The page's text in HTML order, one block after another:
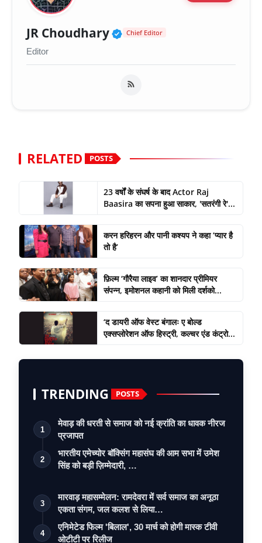
JR Choudhary Verified Public Figure
Chief Editor
Editor
RELATED POSTS
23 वर्षों के संघर्ष के बाद Actor Raj
Baasira का सपना हुआ साकार, 'सतरंगी रे'...
करन हरिहरन और पानी कश्यप ने कहा ’प्यार है
तो है’
फ़िल्म ‘गौरैया लाइव’ का शानदार प्रीमियर
संपन्न, इमोशनल कहानी को मिली दर्शको...
‘द डायरी ऑफ वेस्ट बंगालः ए बोल्ड
एक्सप्लोरेशन ऑफ हिस्ट्री, कल्चर एंड कंट्रो...
TRENDING POSTS
1
मेवाड़ की धरती से समाज को नई क्रांति का धावक नीरज
प्रजापत
2
भारतीय एमेच्योर बॉक्सिंग महासंघ की आम सभा में उमेश
सिंह को बड़ी ज़िम्मेदारी, …
3
मारवाड़ महासम्मेलन: रामदेवरा में सर्व समाज का अनूठा
एकता संगम, जल कलश से लिया…
4
एनिमेटेड फिल्म 'बिलाल', 30 मार्च को होगी मास्क टीवी
ओटीटी पर रिलीज